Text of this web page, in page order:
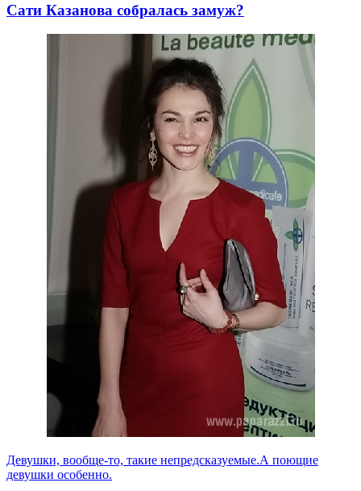
Сати Казанова собралась замуж?
Девушки, вообще-то, такие непредсказуемые.А поющие
девушки особенно.